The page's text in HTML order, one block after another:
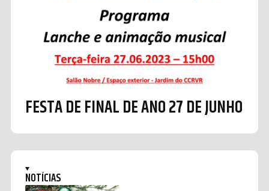
FESTA DE FINAL DE ANO 27 DE JUNHO
NOTÍCIAS